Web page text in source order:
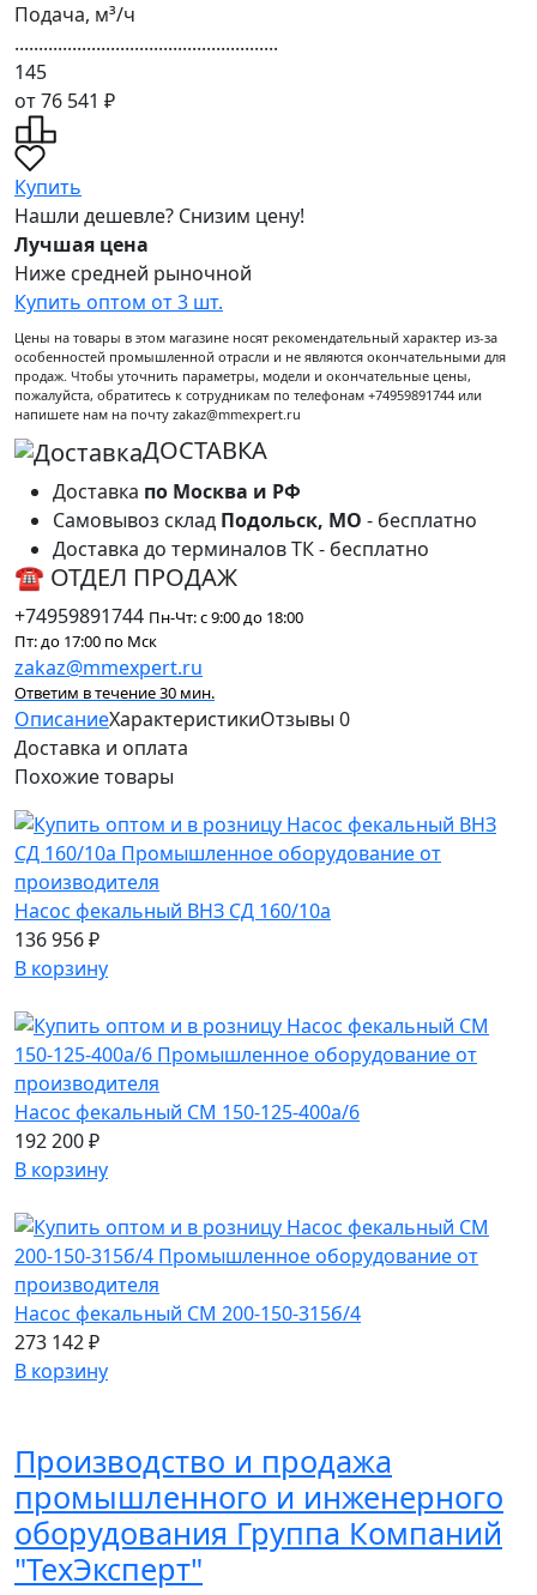
Подача, м³/ч
.......................................................
145
от 76 541 ₽
Купить
Нашли дешевле? Снизим цену!
Лучшая цена
Ниже средней рыночной
Купить оптом от 3 шт.
Цены на товары в этом магазине носят рекомендательный характер из-за
особенностей промышленной отрасли и не являются окончательными для
продаж. Чтобы уточнить параметры, модели и окончательные цены,
пожалуйста, обратитесь к сотрудникам по телефонам +74959891744 или
напишете нам на почту zakaz@mmexpert.ru
ДОСТАВКА
Доставка по Москва и РФ
Самовывоз склад Подольск, МО - бесплатно
Доставка до терминалов ТК - бесплатно
☎ ОТДЕЛ ПРОДАЖ
+74959891744 Пн-Чт: с 9:00 до 18:00
Пт: до 17:00 по Мск
zakaz@mmexpert.ru
Ответим в течение 30 мин.
ОписаниеХарактеристикиОтзывы 0
Доставка и оплата
Похожиетовары
Насос фекальный ВНЗ СД 160/10а
136 956 ₽
В корзину
Насос фекальный СМ 150-125-400а/6
192 200 ₽
В корзину
Насос фекальный СМ 200-150-315б/4
273 142 ₽
В корзину
Производство и продажа
промышленного и инженерного
оборудования Группа Компаний
"ТехЭксперт"